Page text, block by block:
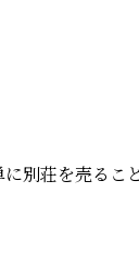
別荘を売るこ